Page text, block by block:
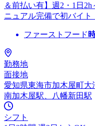
＆前払い有】週2・1日
ニュアル完備で初バイ
ファーストフード
勤務地
面接地
愛知県東海市加木屋町大
南加木屋駅、八幡新田駅
シフト